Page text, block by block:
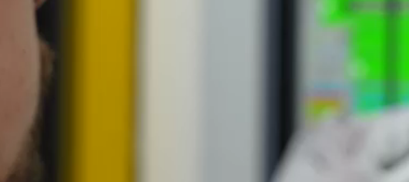
dans le cadre de l'article L. 225-115 4° du Code de Commerce relatif au
pour l'exercice clos le 31 decem
et/ou de diverses valeurs mobilières réservée aux adhérents d’un plan d’épargne